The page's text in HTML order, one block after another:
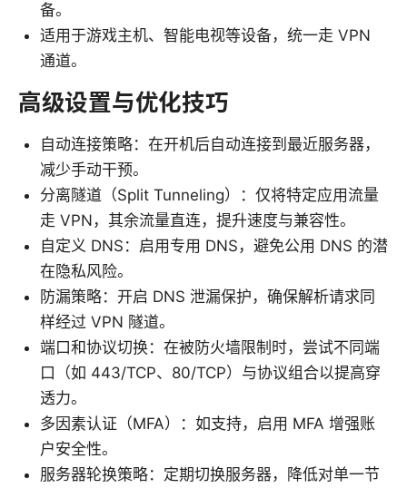
备。
适用于游戏主机、智能电视等设备，统一走 VPN
通道。
高级设置与优化技巧
自动连接策略：在开机后自动连接到最近服务器，
减少手动干预。
分离隧道（Split Tunneling）：仅将特定应用流量
走 VPN，其余流量直连，提升速度与兼容性。
自定义 DNS：启用专用 DNS，避免公用 DNS 的潜
在隐私风险。
防漏策略：开启 DNS 泄漏保护，确保解析请求同
样经过 VPN 隧道。
端口和协议切换：在被防火墙限制时，尝试不同端
口（如 443/TCP、80/TCP）与协议组合以提高穿
透力。
多因素认证（MFA）：如支持，启用 MFA 增强账
户安全性。
服务器轮换策略：定期切换服务器，降低对单一节